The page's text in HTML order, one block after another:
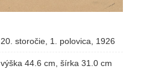
20. storočie, 1. polovica, 1926
výška 44.6 cm, šírka 31.0 cm